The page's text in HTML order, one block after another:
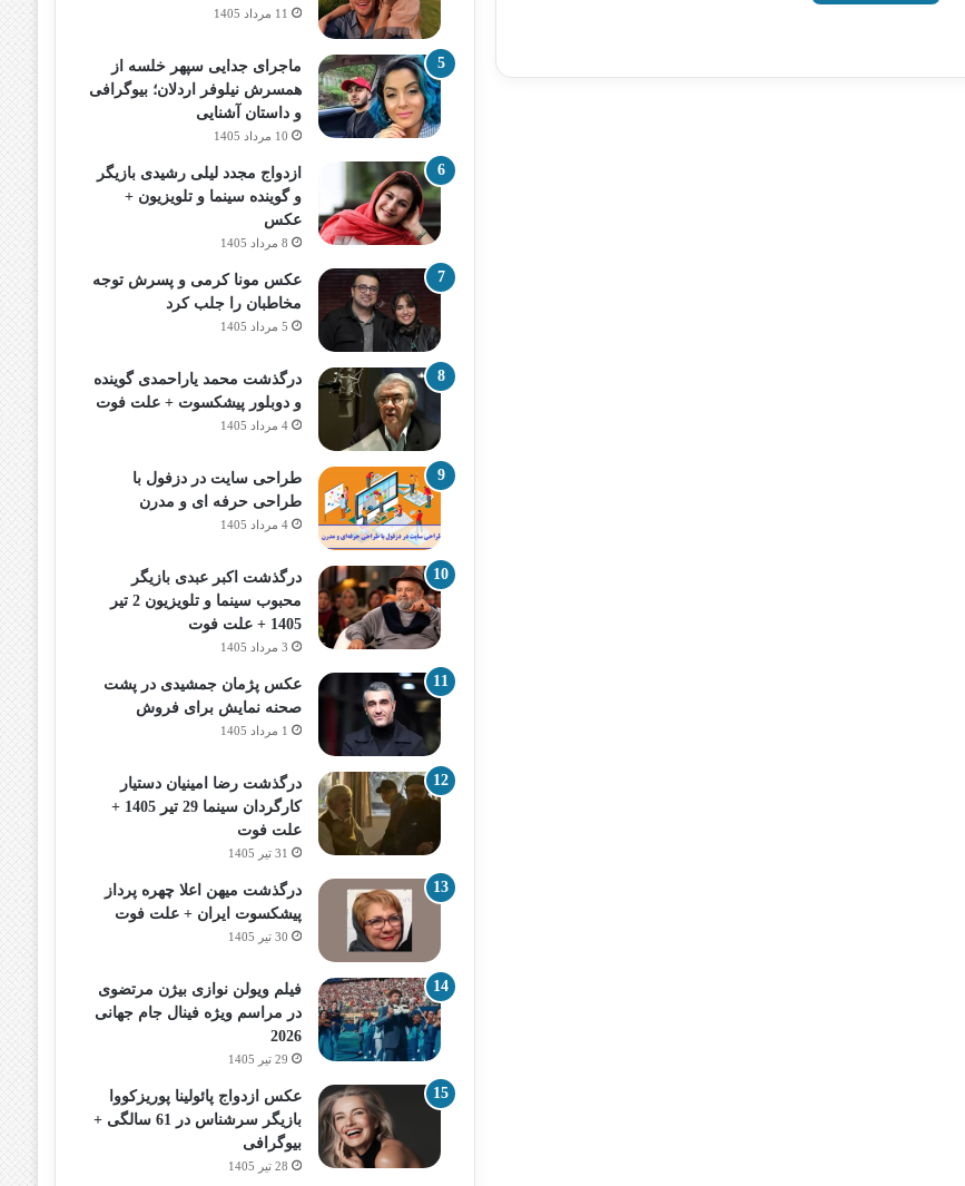
11 مرداد 1405
ماجرای جدایی سپهر خلسه از
همسرش نیلوفر اردلان؛ بیوگرافی
و داستان آشنایی
10 مرداد 1405
ازدواج مجدد لیلی رشیدی بازیگر
و گوینده سینما و تلویزیون +
عکس
8 مرداد 1405
عکس مونا کرمی و پسرش توجه
مخاطبان را جلب کرد
5 مرداد 1405
درگذشت محمد یاراحمدی گوینده
و دوبلور پیشکسوت + علت فوت
4 مرداد 1405
طراحی سایت در دزفول با
طراحی حرفه‌ ای و مدرن
4 مرداد 1405
درگذشت اکبر عبدی بازیگر
محبوب سینما و تلویزیون 2 تیر
1405 + علت فوت
3 مرداد 1405
عکس پژمان جمشیدی در پشت
صحنه نمایش برای فروش
1 مرداد 1405
درگذشت رضا امینیان دستیار
کارگردان سینما 29 تیر 1405 +
علت فوت
31 تیر 1405
درگذشت میهن اعلا چهره پرداز
پیشکسوت ایران + علت فوت
30 تیر 1405
فیلم ویولن نوازی بیژن مرتضوی
در مراسم ویژه فینال جام جهانی
2026
29 تیر 1405
عکس ازدواج پائولینا پوریزکووا
بازیگر سرشناس در 61 سالگی +
بیوگرافی
28 تیر 1405